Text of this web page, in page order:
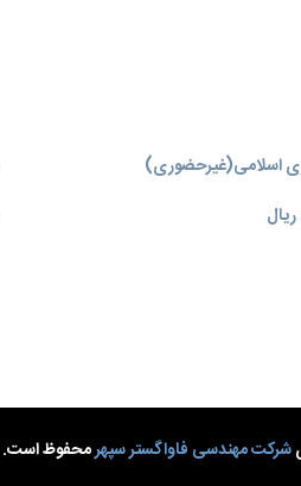
اسلامی(غیرحضوری)
شرکت مهندسی فاواگستر سپهرمحفوظ است.